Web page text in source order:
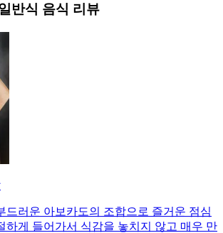
반식 음식 리뷰
드러운 아보카도의 조합으로 즐거운 점심
하게 들어가서 식감을 놓치지 않고 매우 만